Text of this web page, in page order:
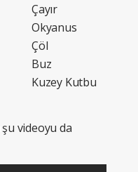
Çayır
Okyanus
Çöl
Buz
Kuzey Kutbu
videoyu da